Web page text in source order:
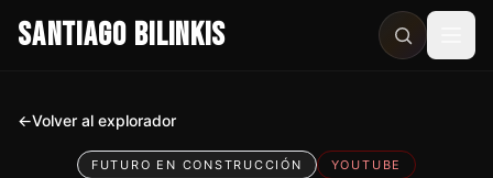
SANTIAGO BILINKIS
←Volver al explorador
FUTURO EN CONSTRUCCIÓN YOUTUBE